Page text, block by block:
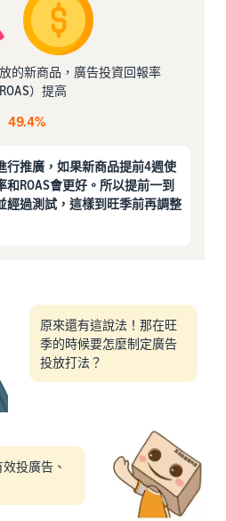
的新商品，廣告投資回報率
ROAS）提高
49.4%
行推廣，如果新商品提前4週使
ROAS會更好。所以提前一到
經過測試，這樣到旺季前再調整
原來還有這說法！那在旺
季的時候要怎麼制定廣告
投放打法？
投廣告、